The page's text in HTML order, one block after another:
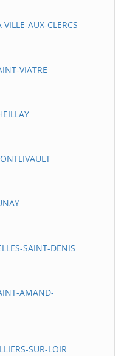
AUX-CLERCS
VIATRE
SAINT-DENIS
AMAND-
SUR-LOIR